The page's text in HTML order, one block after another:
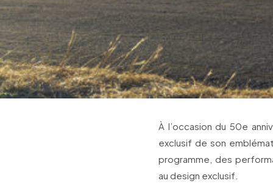
À l’occasion du 50e
exclusif de son
programme, des
au design exclusif.